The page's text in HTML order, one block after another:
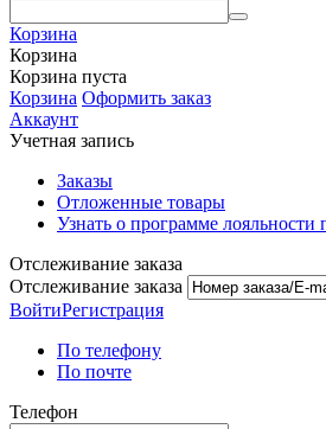
Корзина
Корзина
Корзина пуста
Корзина Оформить заказ
Аккаунт
Учетная запись
Заказы
Отложенные товары
Узнать о программе лояльности
Отслеживание заказа
Отслеживание заказа
ВойтиРегистрация
По телефону
По почте
Телефон